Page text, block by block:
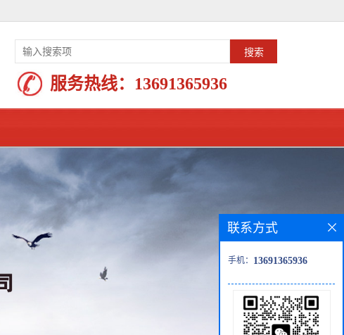
服务热线： 13691365936
联系方式
手机： 13691365936